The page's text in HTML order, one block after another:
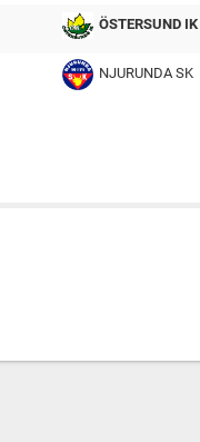
ÖSTERSUND IK
NJURUNDA SK